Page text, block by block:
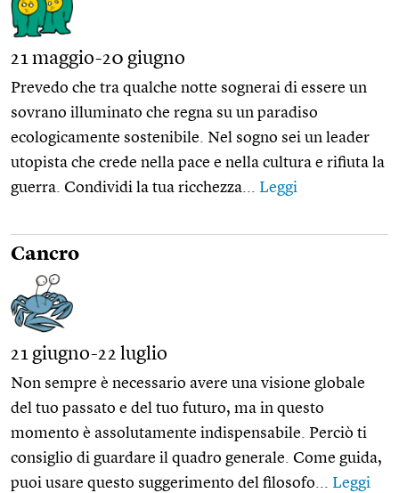
21 maggio-20 giugno
Prevedo che tra qualche notte sognerai di essere un
sovrano illuminato che regna su un paradiso
ecologicamente sostenibile. Nel sogno sei un leader
utopista che crede nella pace e nella cultura e rifiuta la
guerra. Condividi la tua ricchezza... Leggi
Cancro
21 giugno-22 luglio
Non sempre è necessario avere una visione globale
del tuo passato e del tuo futuro, ma in questo
momento è assolutamente indispensabile. Perciò ti
consiglio di guardare il quadro generale. Come guida,
puoi usare questo suggerimento del filosofo... Leggi